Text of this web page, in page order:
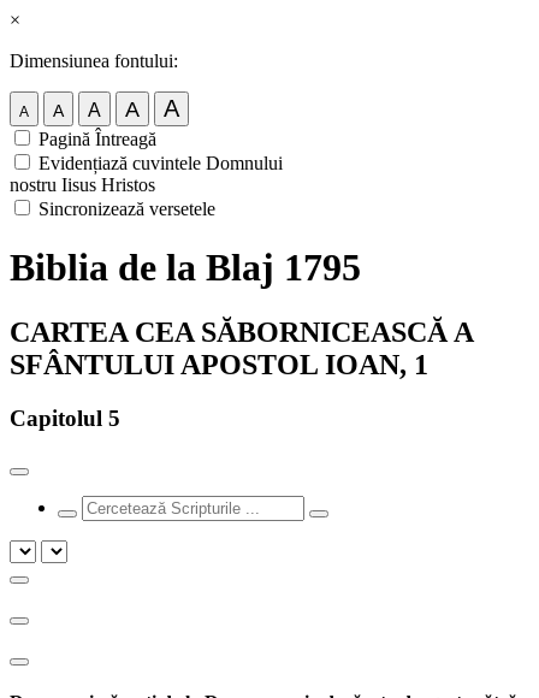
×
Dimensiunea fontului:
A A A A A
Pagină Întreagă
Evidențiază cuvintele Domnului
nostru Iisus Hristos
Sincronizează versetele
Biblia de la Blaj 1795
CARTEA CEA SĂBORNICEASCĂ A
SFÂNTULUI APOSTOL IOAN, 1
Capitolul 5